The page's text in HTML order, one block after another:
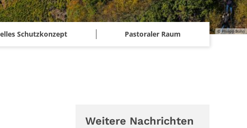
© Philipp Bohn
Schutzkonzept Pastoraler Raum
Weitere Nachrichten